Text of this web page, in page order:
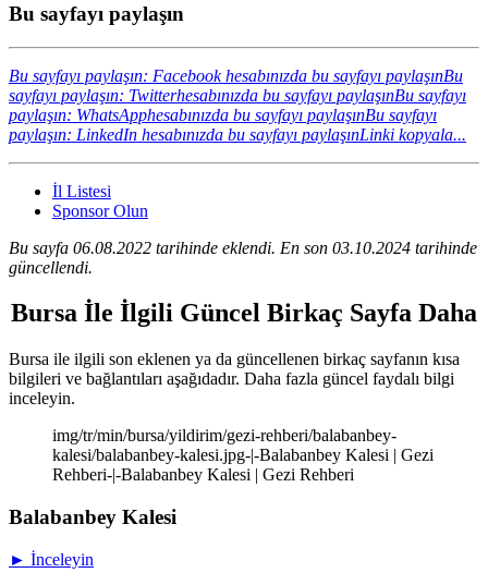
Bu sayfayı paylaşın
Bu sayfayı paylaşın: Facebook hesabınızda bu sayfayı paylaşınBu
sayfayı paylaşın: Twitterhesabınızda bu sayfayı paylaşınBu sayfayı
paylaşın: WhatsApphesabınızda bu sayfayı paylaşınBu sayfayı
paylaşın: LinkedIn hesabınızda bu sayfayı paylaşınLinki kopyala...
İl Listesi
Sponsor Olun
Bu sayfa 06.08.2022 tarihinde eklendi. En son 03.10.2024 tarihinde
güncellendi.
Bursa İle İlgili Güncel Birkaç Sayfa Daha
Bursa ile ilgili son eklenen ya da güncellenen birkaç sayfanın kısa
bilgileri ve bağlantıları aşağıdadır. Daha fazla güncel faydalı bilgi
inceleyin.
img/tr/min/bursa/yildirim/gezi-rehberi/balabanbey-
kalesi/balabanbey-kalesi.jpg-|-Balabanbey Kalesi | Gezi
Rehberi-|-Balabanbey Kalesi | Gezi Rehberi
Balabanbey Kalesi
► İnceleyin